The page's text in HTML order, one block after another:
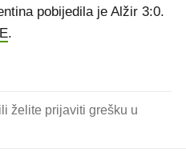
pobijedila je Alžir 3:0.
.
želite prijaviti grešku u